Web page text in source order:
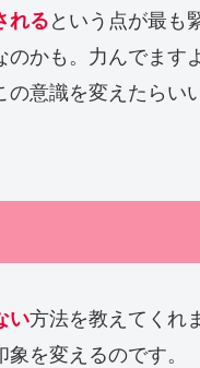
れるという点が最も
かも。力んでます
意識を変えたらい
い方法を教えてくれ
を変えるのです。